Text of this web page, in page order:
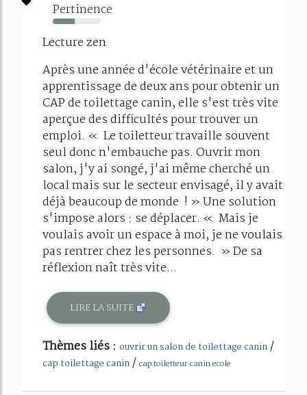
Pertinence
45%
Lecture zen
Après une année d'école vétérinaire et un
apprentissage de deux ans pour obtenir un
CAP de toilettage canin, elle s'est très vite
aperçue des difficultés pour trouver un
emploi. « Le toiletteur travaille souvent
seul donc n'embauche pas. Ouvrir mon
salon, j'y ai songé, j'ai même cherché un
local mais sur le secteur envisagé, il y avait
déjà beaucoup de monde ! » Une solution
s'impose alors : se déplacer. « Mais je
voulais avoir un espace à moi, je ne voulais
pas rentrer chez les personnes. » De sa
réflexion naît très vite...
LIRE LA SUITE
Thèmes liés : ouvrir un salon de toilettage canin/
cap toilettage canin/ cap toiletteur canin ecole